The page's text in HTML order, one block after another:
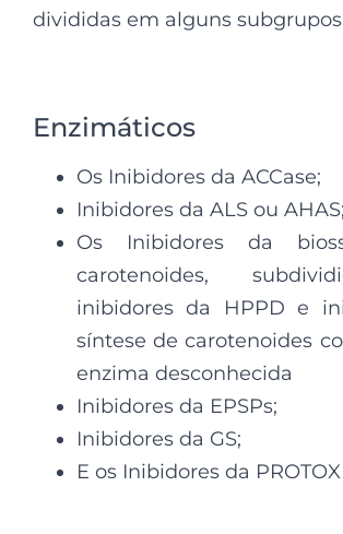
divididas em alguns
Enzimáticos
Os Inibidores da ACCase;
Inibidores da ALS ou AHAS;
Os Inibidores da
carotenoides,
inibidores da HPPD e
síntese de carotenoides
enzima desconhecida
Inibidores da EPSPs;
Inibidores da GS;
E os Inibidores da